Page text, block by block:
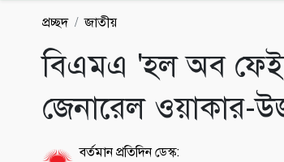
প্রচ্ছদ জাতীয়
বিএমএ 'হল অব ফেইম'
জেনারেল ওয়াকার-
বর্তমান প্রতিদিন ডেস্ক: